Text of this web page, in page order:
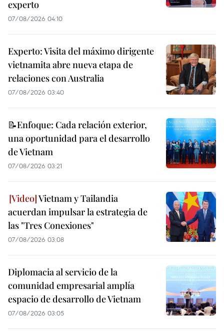
experto
07/08/2026 04:10
Experto: Visita del máximo dirigente
vietnamita abre nueva etapa de
relaciones con Australia
07/08/2026 03:40
📝Enfoque: Cada relación exterior,
una oportunidad para el desarrollo
de Vietnam
07/08/2026 03:21
Vietnam y Tailandia
acuerdan impulsar la estrategia de
las "Tres Conexiones"
07/08/2026 03:08
Diplomacia al servicio de la
comunidad empresarial amplía
espacio de desarrollo de Vietnam
07/08/2026 03:05